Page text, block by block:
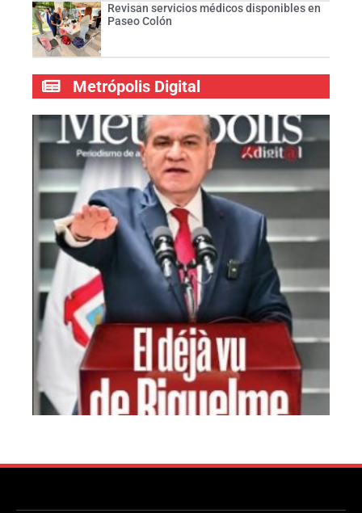
Revisan servicios médicos disponibles en
Paseo Colón
Metrópolis Digital